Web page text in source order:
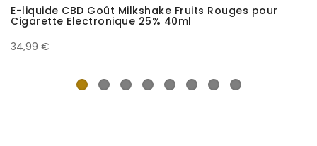
E-liquide CBD Goût Milkshake Fruits Rouges pour
Cigarette Electronique 25% 40ml
34,99 €